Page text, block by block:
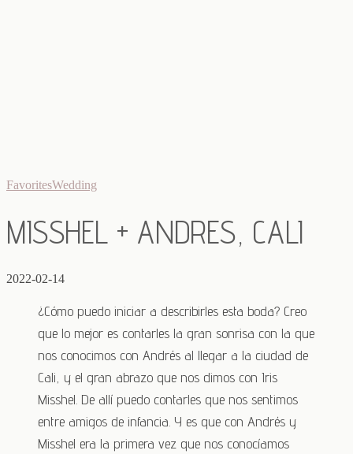
FavoritesWedding
MISSHEL + ANDRES, CALI
2022-02-14
¿Cómo puedo iniciar a describirles esta boda? Creo
que lo mejor es contarles la gran sonrisa con la que
nos conocimos con Andrés al llegar a la ciudad de
Cali, y el gran abrazo que nos dimos con Iris
Misshel. De allí puedo contarles que nos sentimos
entre amigos de infancia. Y es que con Andrés y
Misshel era la primera vez que nos conocíamos